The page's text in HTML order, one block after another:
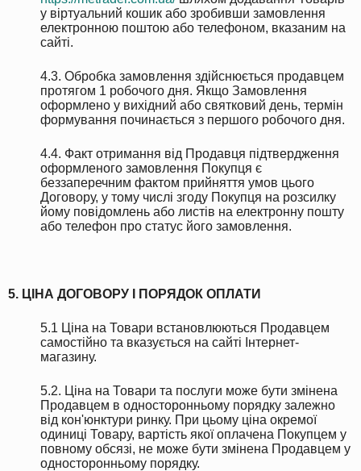
у віртуальний кошик або зробивши замовлення
електронною поштою або телефоном, вказаним на
сайті.
4.3. Обробка замовлення здійснюється продавцем
протягом 1 робочого дня. Якщо Замовлення
оформлено у вихідний або святковий день, термін
формування починається з першого робочого дня.
4.4. Факт отримання від Продавця підтвердження
оформленого замовлення Покупця є
беззаперечним фактом прийняття умов цього
Договору, у тому числі згоду Покупця на розсилку
йому повідомлень або листів на електронну пошту
або телефон про статус його замовлення.
5. ЦІНА ДОГОВОРУ І ПОРЯДОК ОПЛАТИ
5.1 Ціна на Товари встановлюються Продавцем
самостійно та вказується на сайті Інтернет-
магазину.
5.2. Ціна на Товари та послуги може бути змінена
Продавцем в односторонньому порядку залежно
від кон'юнктури ринку. При цьому ціна окремої
одиниці Товару, вартість якої оплачена Покупцем у
повному обсязі, не може бути змінена Продавцем у
односторонньому порядку.